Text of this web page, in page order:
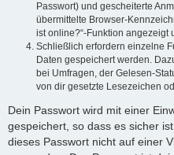
Passwort) und gescheiterte
übermittelte Browser-
ist online?“-Funktion angezeigt
Schließlich erfordern einzelne
Daten gespeichert werden.
bei Umfragen, der Gelesen-
von dir gesetzte Lesezeichen
Dein Passwort wird mit einer
gespeichert, so dass es sicher
dieses Passwort nicht auf einer